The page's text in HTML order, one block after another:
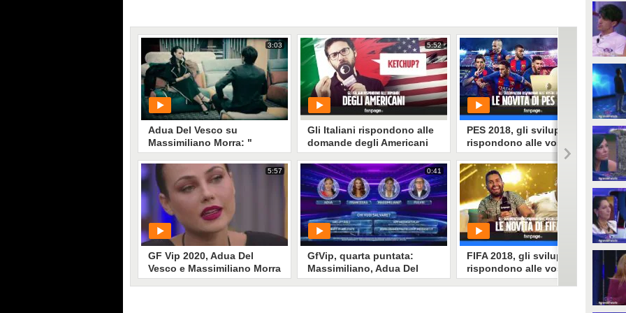
3:03
Adua Del Vesco su
Massimiliano Morra: "
PLAY
83 • di Mediaset
5:57
GF Vip 2020, Adua Del
Vesco e Massimiliano Morra
confessano: "La nostra era
5:52
Gli Italiani rispondono alle
domande degli Americani
PLAY
29334• diLuca Iavarone
0:41
GfVip, quarta puntata:
Massimiliano, Adua Del
Vesco, Abbate e Francesca
3:56
PES 2018, gli sviluppatori
rispondono alle vostre
domande
PLAY
331632• diMarco Paretti
3:54
FIFA 2018, gli sviluppatori
rispondono alle vostre
domande